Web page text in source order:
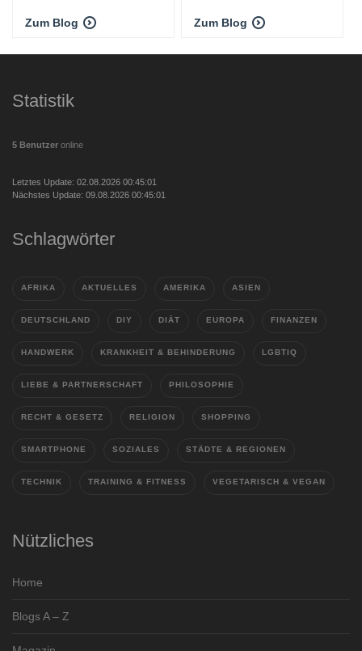
Zum Blog Zum Blog
Statistik
5 Benutzer online
Letztes Update: 02.08.2026 00:45:01
Nächstes Update: 09.08.2026 00:45:01
Schlagwörter
AFRIKA AKTUELLES AMERIKA ASIEN
DEUTSCHLAND DIY DIÄT EUROPA FINANZEN
HANDWERK KRANKHEIT & BEHINDERUNG LGBTIQ
LIEBE & PARTNERSCHAFT PHILOSOPHIE
RECHT & GESETZ RELIGION SHOPPING
SMARTPHONE SOZIALES STÄDTE & REGIONEN
TECHNIK TRAINING & FITNESS VEGETARISCH & VEGAN
Nützliches
Home
Blogs A – Z